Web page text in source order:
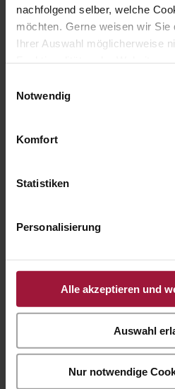
nachfolgend selber, welche
möchten. Gerne weisen wir Sie
Ihrer Auswahl möglicherweise
Datenschutzerklärung und
Notwendig
Komfort
Statistiken
Personalisierung
Alle akzeptieren und
Auswahl
Nur notwendige
Lehre
Offene Stellen
Produkte
Tierhaltung
damit du nichts mehr verpasst:
für den newsletter an.
Name*